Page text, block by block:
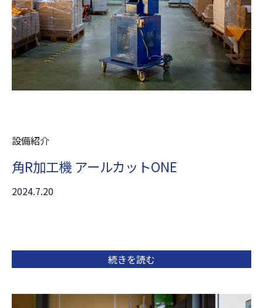
設備紹介
角R加工機 アールカットONE
2024.7.20
続きを読む